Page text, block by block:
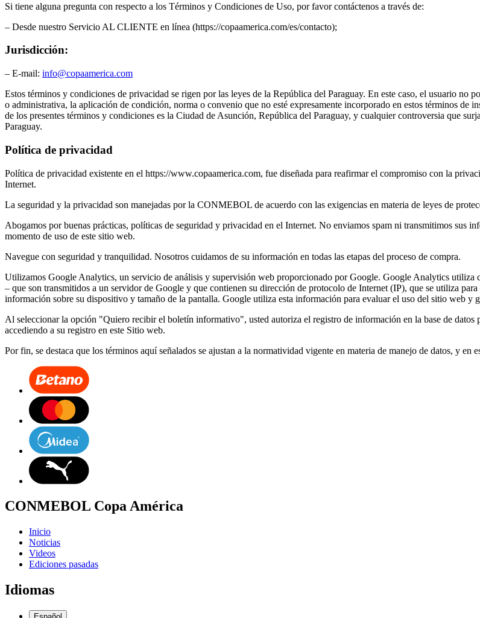
Si tiene alguna pregunta con respecto a los Términos y Condiciones de Uso, por favor contáctenos a través de:
– Desde nuestro Servicio AL CLIENTE en línea (https://copaamerica.com/es/contacto);
Jurisdicción:
– E-mail: info@copaamerica.com
Estos términos y condiciones de privacidad se rigen por las leyes de la República del Paraguay. En este caso, el usuario
o administrativa, la aplicación de condición, norma o convenio que no esté expresamente incorporado en estos términos
de los presentes términos y condiciones es la Ciudad de Asunción, República del Paraguay, y cualquier controversia que
Paraguay.
Política de privacidad
Política de privacidad existente en el https://www.copaamerica.com, fue diseñada para reafirmar el compromiso con la
Internet.
La seguridad y la privacidad son manejadas por la CONMEBOL de acuerdo con las exigencias en materia de leyes de
Abogamos por buenas prácticas, políticas de seguridad y privacidad en el Internet. No enviamos spam ni transmitimos sus
momento de uso de este sitio web.
Navegue con seguridad y tranquilidad. Nosotros cuidamos de su información en todas las etapas del proceso de compra.
Utilizamos Google Analytics, un servicio de análisis y supervisión web proporcionado por Google. Google Analytics utiliza
– que son transmitidos a un servidor de Google y que contienen su dirección de protocolo de Internet (IP), que se utiliza
información sobre su dispositivo y tamaño de la pantalla. Google utiliza esta información para evaluar el uso del sitio web y
Al seleccionar la opción "Quiero recibir el boletín informativo", usted autoriza el registro de información en la base de datos
accediendo a su registro en este Sitio web.
Por fin, se destaca que los términos aquí señalados se ajustan a la normatividad vigente en materia de manejo de datos, y en
CONMEBOL Copa América
Inicio
Noticias
Videos
Ediciones pasadas
Idiomas